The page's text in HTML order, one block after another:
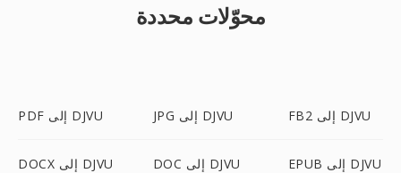
محوّلات محددة
PDF إلى DJVU JPG إلى DJVU FB2 إلى DJVU
DOCX إلى DJVU DOC إلى DJVU EPUB إلى DJVU